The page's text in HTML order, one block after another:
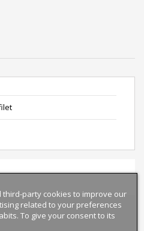
party cookies to improve our
related to your preferences
To give your consent to its